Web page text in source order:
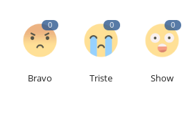
0
Bravo
0
Triste
0
Show